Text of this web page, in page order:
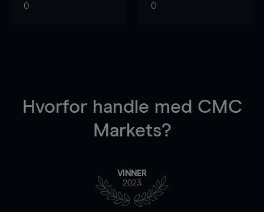
0 0
Hvorfor handle med CMC
Markets?
VINNER
2023